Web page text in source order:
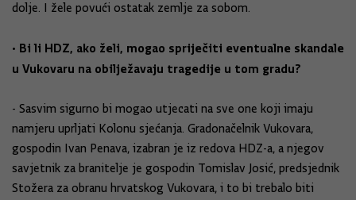
dolje. I žele povući ostatak zemlje za sobom.
• Bi li HDZ, ako želi, mogao spriječiti eventualne skandale
u Vukovaru na obilježavaju tragedije u tom gradu?
- Sasvim sigurno bi mogao utjecati na sve one koji imaju
namjeru uprljati Kolonu sjećanja. Gradonačelnik Vukovara,
gospodin Ivan Penava, izabran je iz redova HDZ-a, a njegov
savjetnik za branitelje je gospodin Tomislav Josić, predsjednik
Stožera za obranu hrvatskog Vukovara, i to bi trebalo biti